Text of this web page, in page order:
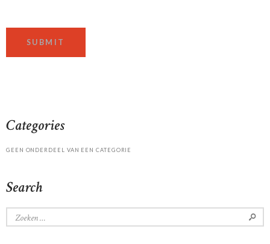
Categories
GEEN ONDERDEEL VAN EEN CATEGORIE
Search
Zoeken
naar: